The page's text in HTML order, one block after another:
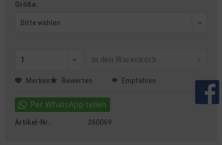
Größe:
Merken Bewerten Empfehlen
Artikel-Nr.: 260069